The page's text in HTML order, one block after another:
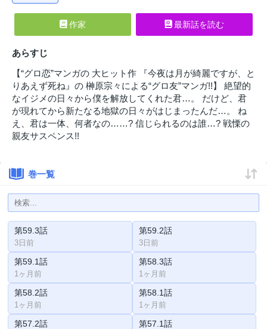
作家 最新話を読む
あらすじ
【“グロ恋”マンガの 大ヒット作 『今夜は月が綺麗ですが、と
りあえず死ね』の 榊原宗々による“グロ友”マンガ!!】 絶望的
なイジメの日々から僕を解放してくれた君…。 だけど、君
が現れてから新たなる地獄の日々がはじまったんだ…。 ね
え、君は一体、何者なの……? 信じられるのは誰…? 戦慄の
親友サスペンス!!
巻一覧
第59.3話
3日前
第59.2話
3日前
第59.1話
1ヶ月前
第58.3話
1ヶ月前
第58.2話
1ヶ月前
第58.1話
1ヶ月前
第57.2話 第57.1話